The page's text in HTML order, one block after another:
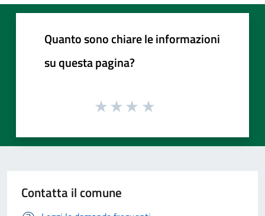
Quanto sono chiare le informazioni
su questa pagina?
Contatta il comune